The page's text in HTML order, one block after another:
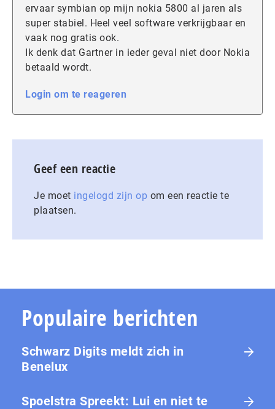
ervaar symbian op mijn nokia 5800 al jaren als
super stabiel. Heel veel software verkrijgbaar en
vaak nog gratis ook.
Ik denk dat Gartner in ieder geval niet door Nokia
betaald wordt.
Login om te reageren
Geef een reactie
Je moet ingelogd zijn op om een reactie te
plaatsen.
Populaire berichten
Schwarz Digits meldt zich in
Benelux
Spoelstra Spreekt: Lui en niet te